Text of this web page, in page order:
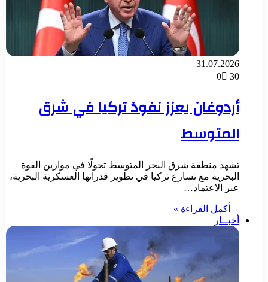
31.07.2026
0
30
أردوغان يعزز نفوذ تركيا في شرق
المتوسط
تشهد منطقة شرق البحر المتوسط تحولًا في موازين القوة
البحرية مع تسارع تركيا في تطوير قدراتها العسكرية البحرية،
عبر الاعتماد…
أكمل القراءة »
أخبــار